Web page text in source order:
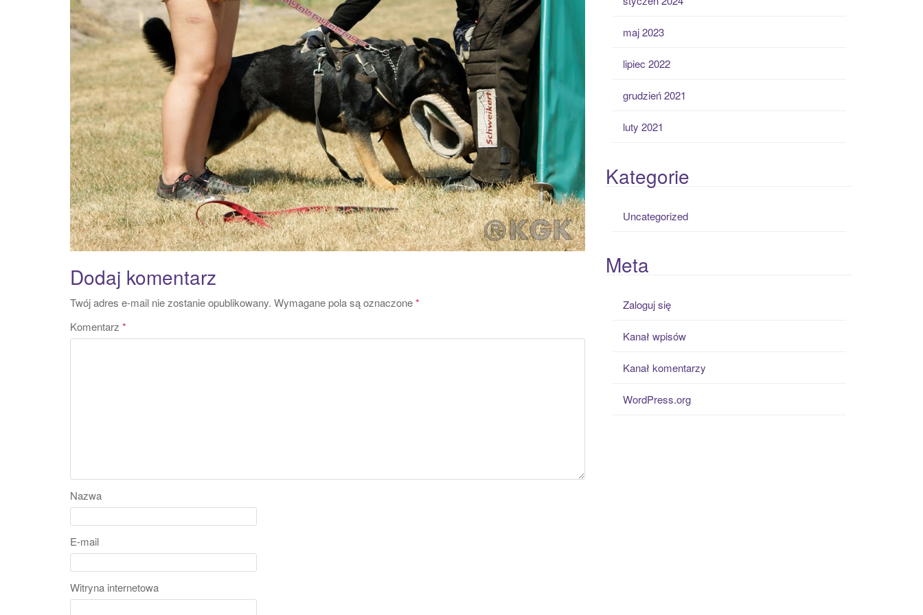
Dodaj komentarz
Twój adres e-mail nie zostanie opublikowany. Wymagane pola są oznaczone*
Komentarz *
Nazwa
E-mail
Witryna internetowa
maj 2023
lipiec 2022
grudzień 2021
luty 2021
Kategorie
Uncategorized
Meta
Zaloguj się
Kanał wpisów
Kanał komentarzy
WordPress.org